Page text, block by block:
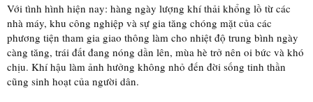
Với tình hình hiện nay: hàng ngày lượng khí thải khổng lồ từ các
nhà máy, khu công nghiệp và sự gia tăng chóng mặt của các
phương tiện tham gia giao thông làm cho nhiệt độ trung bình ngày
càng tăng, trái đất đang nóng dần lên, mùa hè trở nên oi bức và khó
chịu. Khí hậu làm ảnh hưởng không nhỏ đến đời sống tinh thần
cũng sinh hoạt của người dân.